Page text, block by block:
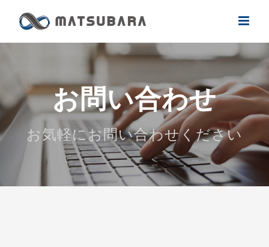
content
お問い合わせ
お気軽にお問い合わせください